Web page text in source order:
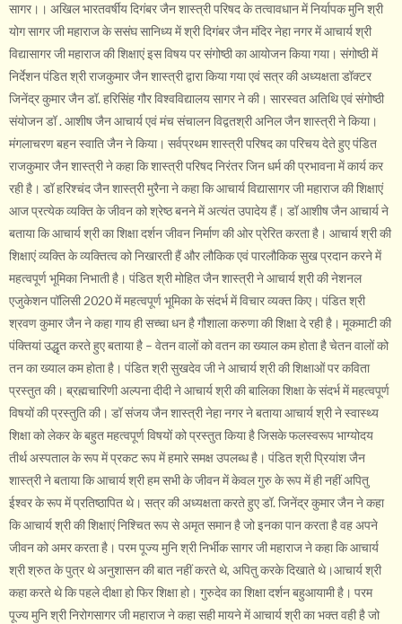
सागर।। अखिल भारतवर्षीय दिगंबर जैन शास्त्री परिषद के तत्वावधान में निर्यापक मुनि श्री
योग सागर जी महाराज के ससंघ सानिध्य में श्री दिगंबर जैन मंदिर नेहा नगर में आचार्य श्री
विद्यासागर जी महाराज की शिक्षाएं इस विषय पर संगोष्ठी का आयोजन किया गया। संगोष्ठी में
निर्देशन पंडित श्री राजकुमार जैन शास्त्री द्वारा किया गया एवं सत्र की अध्यक्षता डॉक्टर
जिनेंद्र कुमार जैन डॉ. हरिसिंह गौर विश्वविद्यालय सागर ने की। सारस्वत अतिथि एवं संगोष्ठी
संयोजन डॉ . आशीष जैन आचार्य एवं मंच संचालन विद्वतश्री अनिल जैन शास्त्री ने किया।
मंगलाचरण बहन स्वाति जैन ने किया। सर्वप्रथम शास्त्री परिषद का परिचय देते हुए पंडित
राजकुमार जैन शास्त्री ने कहा कि शास्त्री परिषद निरंतर जिन धर्म की प्रभावना में कार्य कर
रही है। डॉ हरिश्चंद जैन शास्त्री मुरैना ने कहा कि आचार्य विद्यासागर जी महाराज की शिक्षाएं
आज प्रत्येक व्यक्ति के जीवन को श्रेष्ठ बनने में अत्यंत उपादेय हैं। डॉ आशीष जैन आचार्य ने
बताया कि आचार्य श्री का शिक्षा दर्शन जीवन निर्माण की ओर प्रेरित करता है। आचार्य श्री की
शिक्षाएं व्यक्ति के व्यक्तित्व को निखारती हैं और लौकिक एवं पारलौकिक सुख प्रदान करने में
महत्वपूर्ण भूमिका निभाती है। पंडित श्री मोहित जैन शास्त्री ने आचार्य श्री की नेशनल
एजुकेशन पॉलिसी 2020 में महत्वपूर्ण भूमिका के संदर्भ में विचार व्यक्त किए। पंडित श्री
श्रवण कुमार जैन ने कहा गाय ही सच्चा धन है गौशाला करुणा की शिक्षा दे रही है। मूकमाटी की
पंक्तियां उद्धृत करते हुए बताया है – वेतन वालों को वतन का ख्याल कम होता है चेतन वालों को
तन का ख्याल कम होता है। पंडित श्री सुखदेव जी ने आचार्य श्री की शिक्षाओं पर कविता
प्रस्तुत की। ब्रह्मचारिणी अल्पना दीदी ने आचार्य श्री की बालिका शिक्षा के संदर्भ में महत्वपूर्ण
विषयों की प्रस्तुति की। डॉ संजय जैन शास्त्री नेहा नगर ने बताया आचार्य श्री ने स्वास्थ्य
शिक्षा को लेकर के बहुत महत्वपूर्ण विषयों को प्रस्तुत किया है जिसके फलस्वरूप भाग्योदय
तीर्थ अस्पताल के रूप में प्रकट रूप में हमारे समक्ष उपलब्ध है। पंडित श्री प्रियांश जैन
शास्त्री ने बताया कि आचार्य श्री हम सभी के जीवन में केवल गुरु के रूप में ही नहीं अपितु
ईश्वर के रूप में प्रतिष्ठापित थे। सत्र की अध्यक्षता करते हुए डॉ. जिनेंद्र कुमार जैन ने कहा
कि आचार्य श्री की शिक्षाएं निश्चित रूप से अमृत समान है जो इनका पान करता है वह अपने
जीवन को अमर करता है। परम पूज्य मुनि श्री निर्भीक सागर जी महाराज ने कहा कि आचार्य
श्री श्रुत के पुत्र थे अनुशासन की बात नहीं करते थे, अपितु करके दिखाते थे।आचार्य श्री
कहा करते थे कि पहले दीक्षा हो फिर शिक्षा हो। गुरुदेव का शिक्षा दर्शन बहुआयामी है। परम
पूज्य मुनि श्री निरोगसागर जी महाराज ने कहा सही मायने में आचार्य श्री का भक्त वही है जो